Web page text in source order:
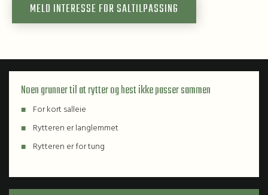
MELD INTERESSE FOR SALTILPASSING
Noen grunner til at rytter og hest ikke passer sammen
For kort salleie
Rytteren er langlemmet
Rytteren er for tung